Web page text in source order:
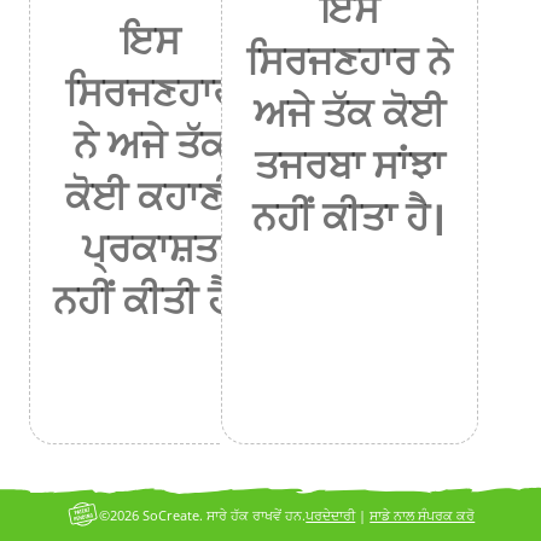
ਇਸ
ਸਿਰਜਣਹਾਰ
ਨੇ ਅਜੇ ਤੱਕ
ਕੋਈ ਕਹਾਣੀ
ਪ੍ਰਕਾਸ਼ਤ
ਨਹੀਂ ਕੀਤੀ ਹੈ।
ਸਿਰਜਣਹਾਰ ਨੇ
ਅਜੇ ਤੱਕ ਕੋਈ
ਤਜਰਬਾ ਸਾਂਝਾ
ਨਹੀਂ ਕੀਤਾ ਹੈ।
ਪਰਦੇਦਾਰੀ|ਸਾਡੇ ਨਾਲ ਸੰਪਰਕ ਕਰੋ
©2026 SoCreate. ਸਾਰੇ ਹੱਕ ਰਾਖਵੇਂ ਹਨ.